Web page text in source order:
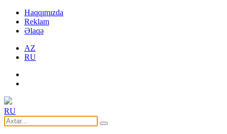
Haqqımızda
Reklam
Əlaqə
AZ
RU
RU